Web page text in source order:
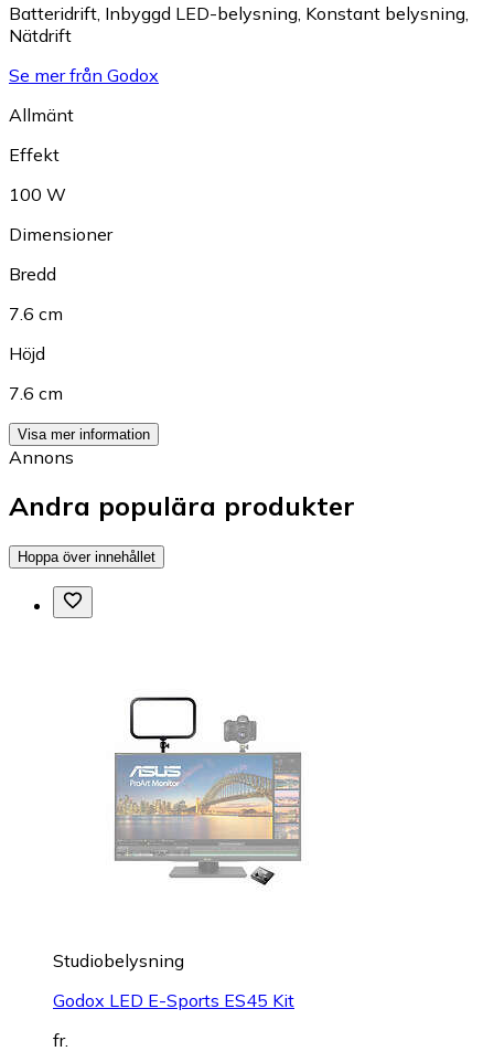
Batteridrift Inbyggd LED-belysning Konstant belysning
Nätdrift
Se mer från Godox
Allmänt
Effekt
100 W
Dimensioner
Bredd
7.6 cm
Höjd
7.6 cm
Visa mer information
Annons
Andra populära produkter
Hoppa över innehållet
Studiobelysning
Godox LED E-Sports ES45 Kit
fr.